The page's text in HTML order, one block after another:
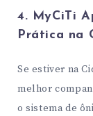
4. MyCiTi
Prática na
Se estiver na
melhor
o sistema de